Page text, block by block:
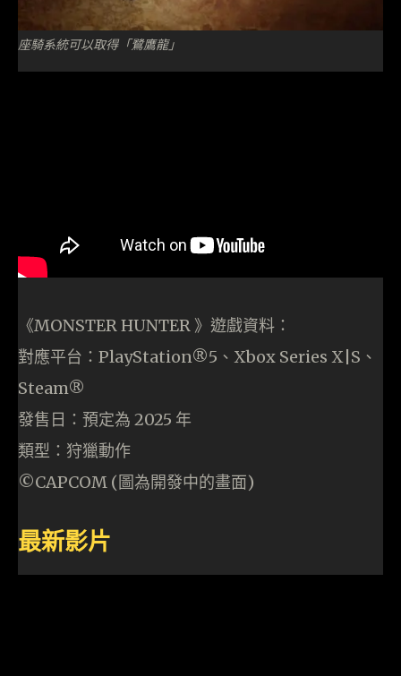
座騎系統可以取得「鷺鷹龍」
《MONSTER HUNTER 》遊戲資料：
對應平台：PlayStation®5、Xbox Series X|S、
Steam®
發售日：預定為 2025 年
類型：狩獵動作
©CAPCOM (圖為開發中的畫面)
最新影片